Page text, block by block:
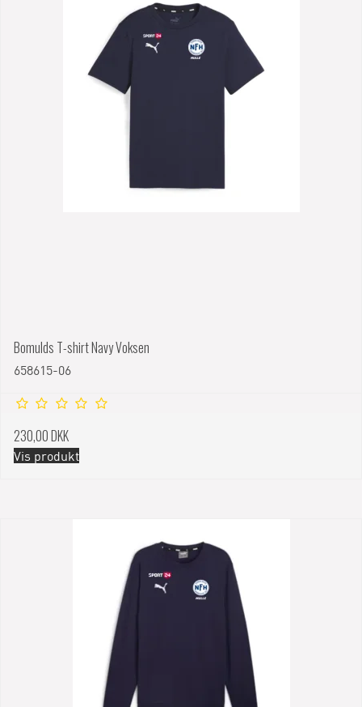
Bomulds T-shirt Navy Voksen
658615-06
230,00 DKK
Vis produkt